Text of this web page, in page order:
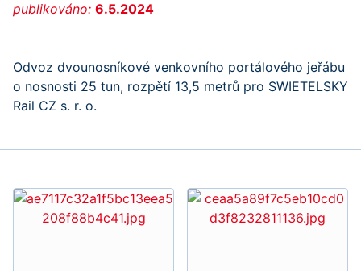
publikováno: 6.5.2024
Odvoz dvounosníkové venkovního portálového jeřábu
o nosnosti 25 tun, rozpětí 13,5 metrů pro SWIETELSKY
Rail CZ s. r. o.